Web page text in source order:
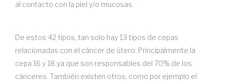
al contacto con la piel y/o mucosas.
De estos 42 tipos, tan solo hay 13 tipos de cepas
relacionadas con el cáncer de útero. Principalmente la
cepa 16 y 18 ya que son responsables del 70% de los
cánceres. También existen otros, como por ejemplo el